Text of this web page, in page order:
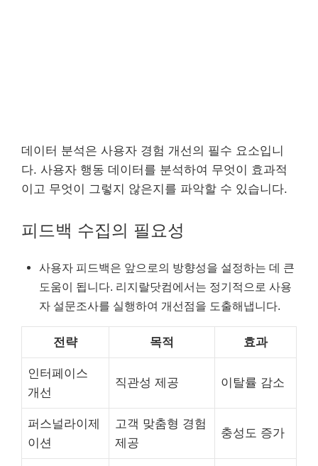
데이터 분석은 사용자 경험 개선의 필수 요소입니
다. 사용자 행동 데이터를 분석하여 무엇이 효과적
이고 무엇이 그렇지 않은지를 파악할 수 있습니다.
피드백 수집의 필요성
사용자 피드백은 앞으로의 방향성을 설정하는 데 큰
도움이 됩니다. 리지랄닷컴에서는 정기적으로 사용
자 설문조사를 실행하여 개선점을 도출해냅니다.
전략 목적 효과
인터페이스
개선
직관성 제공 이탈률 감소
퍼스널라이제
이션
고객 맞춤형 경험
제공
충성도 증가